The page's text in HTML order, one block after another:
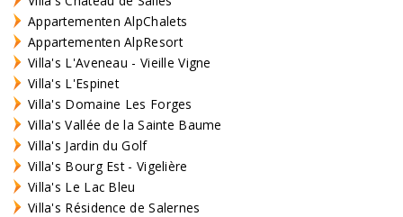
Appartementen AlpChalets
Appartementen AlpResort
Villa's L'Aveneau - Vieille Vigne
Villa's L'Espinet
Villa's Domaine Les Forges
Villa's Vallée de la Sainte Baume
Villa's Jardin du Golf
Villa's Bourg Est - Vigelière
Villa's Le Lac Bleu
Villa's Résidence de Salernes